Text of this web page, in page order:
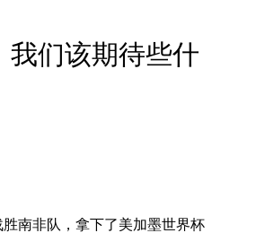
我们该期待些什
南非队，拿下了美加墨世界杯